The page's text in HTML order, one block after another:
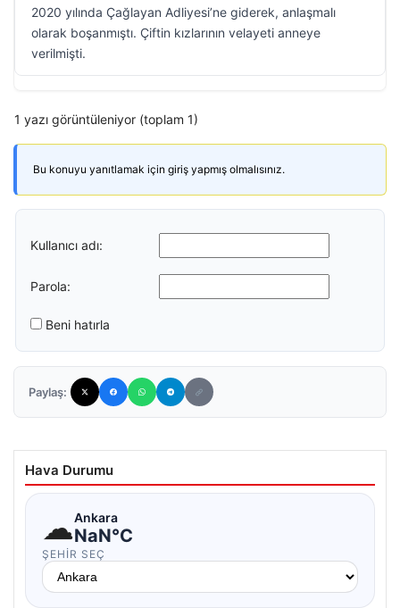
2020 yılında Çağlayan Adliyesi’ne giderek, anlaşmalı
olarak boşanmıştı. Çiftin kızlarının velayeti anneye
verilmişti.
1 yazı görüntüleniyor (toplam 1)
Bu konuyu yanıtlamak için giriş yapmış olmalısınız.
Kullanıcı adı:
Parola:
Beni hatırla
Paylaş:
Hava Durumu
☁Ankara
NaN°C
ŞEHIR SEÇ